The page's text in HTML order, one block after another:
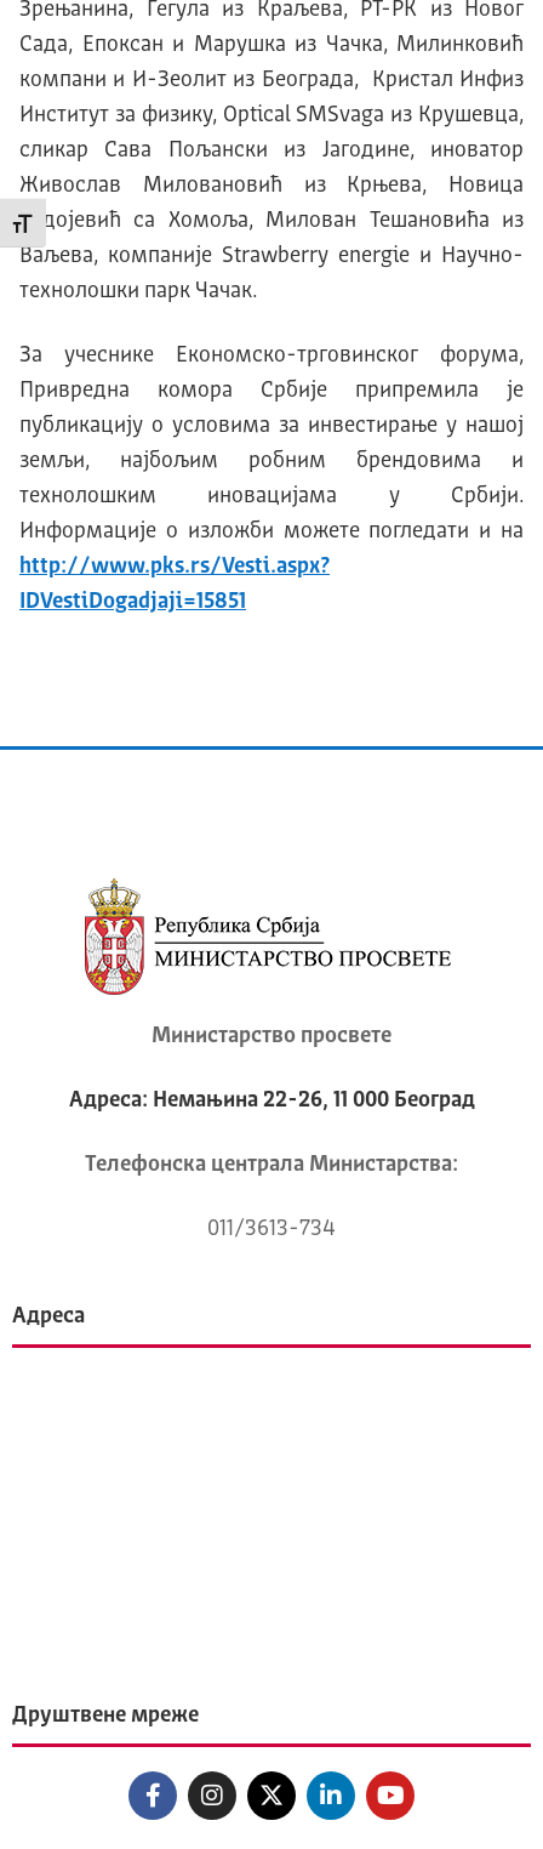
Промени величину слова
Зрењанина, Гегула из Краљева, РТ-РК из Новог
Сада, Епоксан и Марушка из Чачка, Милинковић
компани и И-Зеолит из Београда, Кристал Инфиз
Институт за физику, Optical SMSvaga из Крушевца,
сликар Сава Пољански из Јагодине, иноватор
Живослав Миловановић из Крњева, Новица
Радојевић са Хомоља, Милован Тешановића из
Ваљева, компаније Strawberry energie и Научно-
технолошки парк Чачак.
За учеснике Економско-трговинског форума,
Привредна комора Србије припремила је
публикацију о условима за инвестирање у нашој
земљи, најбољим робним брендовима и
технолошким иновацијама у Србији.
Информације о изложби можете погледати и на
http://www.pks.rs/Vesti.aspx?
IDVestiDogadjaji=15851
Министарство просвете
Адреса: Немањина 22-26, 11 000 Београд
Телeфонска централа Mинистарства:
011/3613-734
Адреса
Друштвене мреже